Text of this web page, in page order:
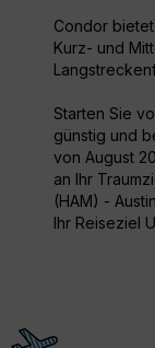
Condor
Kurz- und
Starten Sie
günstig und
von August
an Ihr
(HAM) -
Ihr Reiseziel